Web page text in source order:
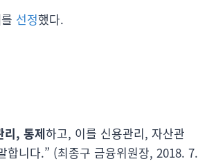
를 선정했다.
리, 통제하고, 이를 신용관리, 자산관
합니다.” (최종구 금융위원장, 2018. 7.